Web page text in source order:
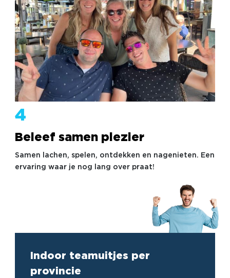
4
Beleef samen plezier
Samen lachen, spelen, ontdekken en nagenieten. Een
ervaring waar je nog lang over praat!
Indoor teamuitjes per
provincie